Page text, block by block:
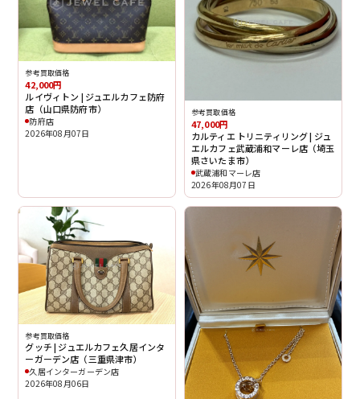
参考買取価格
42,000円
ルイヴィトン | ジュエルカフェ防府
店（山口県防府市）
防府店
2026年08月07日
参考買取価格
47,000円
カルティエ トリニティリング | ジュ
エルカフェ武蔵浦和マーレ店（埼玉
県さいたま市）
武蔵浦和マーレ店
2026年08月07日
参考買取価格
グッチ | ジュエルカフェ久居インタ
ーガーデン店（三重県津市）
久居インターガーデン店
2026年08月06日